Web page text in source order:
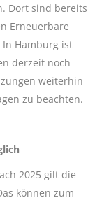
Dort sind bereits
Erneuerbare
In Hamburg ist
derzeit noch
weiterhin
zu beachten.
2025 gilt die
können zum